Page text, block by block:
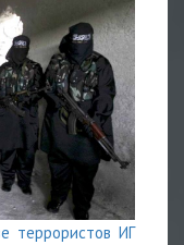
террористов ИГ